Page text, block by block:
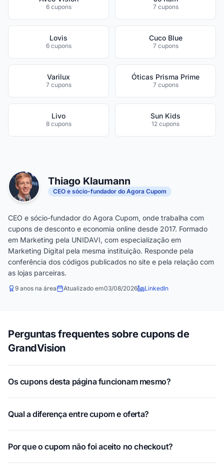
6 cupons 7 cupons
Lovis
6 cupons
Cuco Blue
7 cupons
Varilux
7 cupons
Óticas Prisma Prime
7 cupons
Livo
8 cupons
Sun Kids
12 cupons
Thiago Klaumann
CEO e sócio-fundador do Agora Cupom
CEO e sócio-fundador do Agora Cupom, onde trabalha com
cupons de desconto e economia online desde 2017. Formado
em Marketing pela UNIDAVI, com especialização em
Marketing Digital pela mesma instituição. Responde pela
conferência dos códigos publicados no site e pela relação com
as lojas parceiras.
9 anos na área Atualizado em03/08/2026 LinkedIn
Perguntas frequentes sobre cupons de
GrandVision
Os cupons desta página funcionam mesmo?
Qual a diferença entre cupom e oferta?
Por que o cupom não foi aceito no checkout?